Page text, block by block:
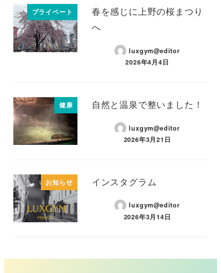
プライベート
春を感じに上野の桜まつり
へ
luxgym@editor
2026年4月4日
健康 自然と温泉で整いました！
luxgym@editor
2026年3月21日
お知らせ インスタグラム
luxgym@editor
2026年3月14日